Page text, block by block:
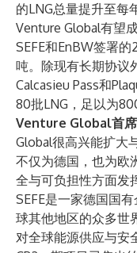
的LNG总量提升至每
Venture Global有望
SEFE和EnBW签署
吨。除现有长期协议
Calcasieu Pass和
80批LNG，足以为
Venture Global首
Global很高兴能扩大
不仅为德国，也为欧
全与可负担性方面发
SEFE是一家德国国
球其他地区的众多世
对全球能源供应与安